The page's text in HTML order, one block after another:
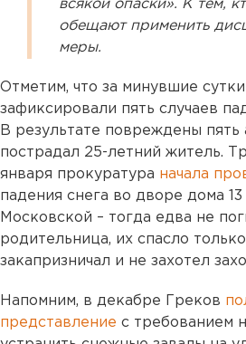
всякой опаски». К тем,
обещают применить
меры.
Отметим, что за минувшие
зафиксировали пять случаев
В результате повреждены пять
пострадал 25-летний житель.
января прокуратура начала
падения снега во дворе дома
Московской – тогда едва не
родительница, их спасло
закапризничал и не захотел
Напомним, в декабре Греков
представление с требованием